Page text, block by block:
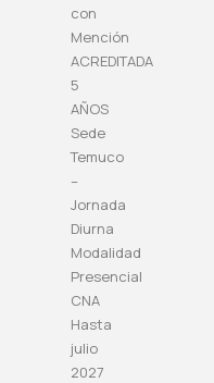
con
Mención
ACREDITADA
5
AÑOS
Sede
Temuco
–
Jornada
Diurna
Modalidad
Presencial
CNA
Hasta
julio
2027